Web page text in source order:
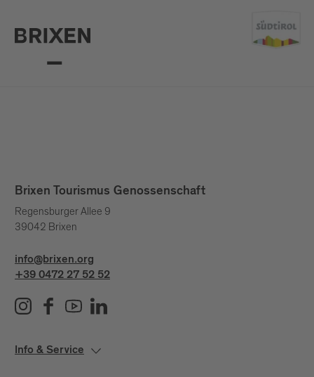
Brixen Tourismus Genossenschaft
Regensburger Allee 9
39042 Brixen
info@brixen.org
+39 0472 27 52 52
Info & Service